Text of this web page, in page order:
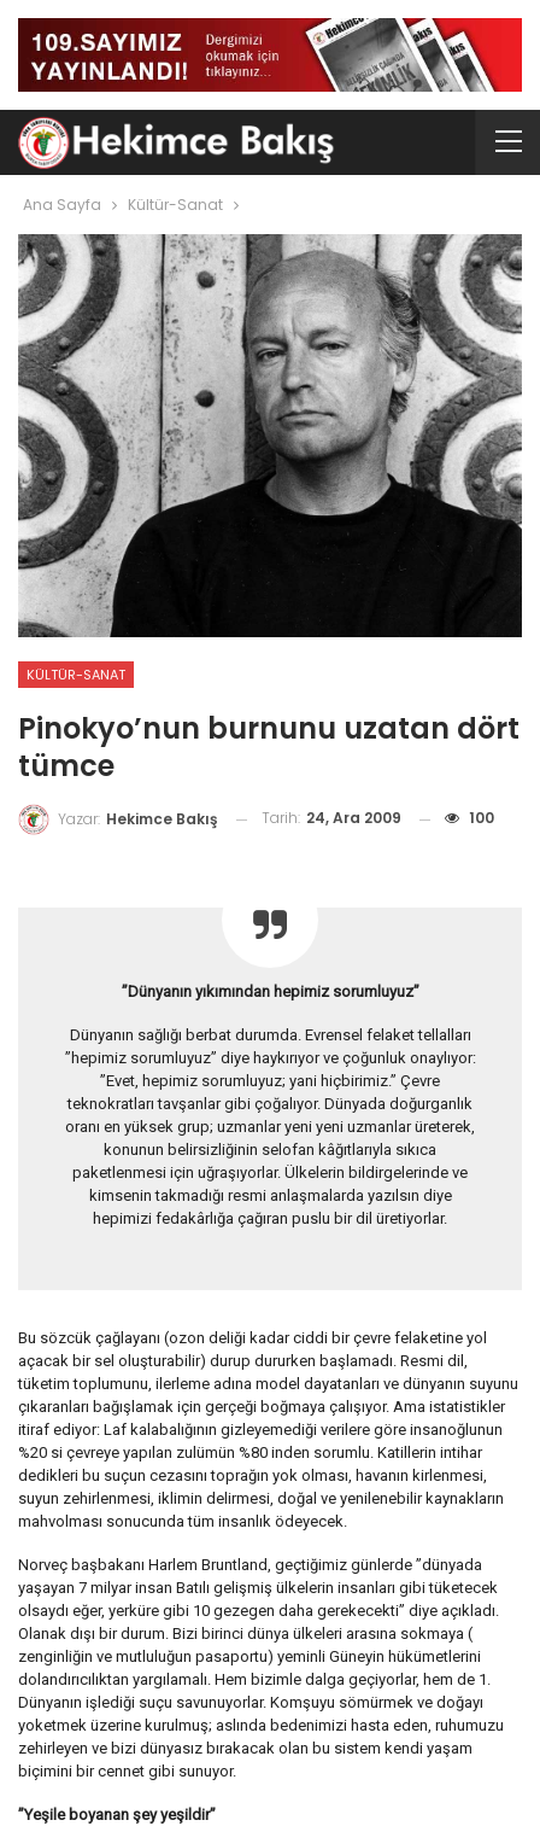
Ana Sayfa Kültür-Sanat
KÜLTÜR-SANAT
Pinokyo’nun burnunu uzatan dört
tümce
Yazar: Hekimce Bakış Tarih: 24, Ara 2009 100
”Dünyanın yıkımından hepimiz sorumluyuz”
Dünyanın sağlığı berbat durumda. Evrensel felaket tellalları
”hepimiz sorumluyuz” diye haykırıyor ve çoğunluk onaylıyor:
”Evet, hepimiz sorumluyuz; yani hiçbirimiz.” Çevre
teknokratları tavşanlar gibi çoğalıyor. Dünyada doğurganlık
oranı en yüksek grup; uzmanlar yeni yeni uzmanlar üreterek,
konunun belirsizliğinin selofan kâğıtlarıyla sıkıca
paketlenmesi için uğraşıyorlar. Ülkelerin bildirgelerinde ve
kimsenin takmadığı resmi anlaşmalarda yazılsın diye
hepimizi fedakârlığa çağıran puslu bir dil üretiyorlar.
Bu sözcük çağlayanı (ozon deliği kadar ciddi bir çevre felaketine yol
açacak bir sel oluşturabilir) durup dururken başlamadı. Resmi dil,
tüketim toplumunu, ilerleme adına model dayatanları ve dünyanın suyunu
çıkaranları bağışlamak için gerçeği boğmaya çalışıyor. Ama istatistikler
itiraf ediyor: Laf kalabalığının gizleyemediği verilere göre insanoğlunun
%20 si çevreye yapılan zulümün %80 inden sorumlu. Katillerin intihar
dedikleri bu suçun cezasını toprağın yok olması, havanın kirlenmesi,
suyun zehirlenmesi, iklimin delirmesi, doğal ve yenilenebilir kaynakların
mahvolması sonucunda tüm insanlık ödeyecek.
Norveç başbakanı Harlem Bruntland, geçtiğimiz günlerde ”dünyada
yaşayan 7 milyar insan Batılı gelişmiş ülkelerin insanları gibi tüketecek
olsaydı eğer, yerküre gibi 10 gezegen daha gerekecekti” diye açıkladı.
Olanak dışı bir durum. Bizi birinci dünya ülkeleri arasına sokmaya (
zenginliğin ve mutluluğun pasaportu) yeminli Güneyin hükümetlerini
dolandırıcılıktan yargılamalı. Hem bizimle dalga geçiyorlar, hem de 1.
Dünyanın işlediği suçu savunuyorlar. Komşuyu sömürmek ve doğayı
yoketmek üzerine kurulmuş; aslında bedenimizi hasta eden, ruhumuzu
zehirleyen ve bizi dünyasız bırakacak olan bu sistem kendi yaşam
biçimini bir cennet gibi sunuyor.
”Yeşile boyanan şey yeşildir”